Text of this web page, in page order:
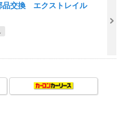
交換 エクストレイル